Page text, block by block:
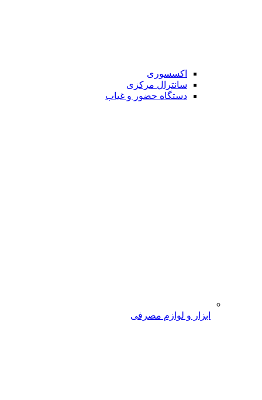
اکسسوری
سانترال مرکزی
دستگاه حضور و غیاب
ابزار و لوازم مصرفی